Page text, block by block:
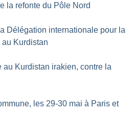
la refonte du Pôle Nord
Délégation internationale pour la
Kurdistan
au Kurdistan irakien, contre la
les 29-30 mai à Paris et